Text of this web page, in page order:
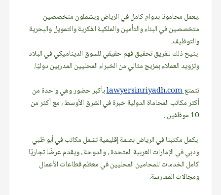
.يعمل محامونا بدوام كامل في الرياض ويشملون متخصصين
متخصصين في البناء والتأمين والملكية الفكرية والتمويل والبحرية
والتوظيف.
يتيح ذلك للفريق تحقيق فهم حقيقي للسوق الديناميكي في البلاد
وتزويد العملاء بمزيج مثالي من الخبراء المحليين المدربين دوليًا.
تتمتعlawyersinriyadh.com
بأكبر حضور وهي واحدة من
أكثر مكاتب المحاماة الدولية خبرة في الشرق الأوسط ، مع أكثر من
10 موظفين .
يكمل مكتبنا في الرياض بصمة إقليمية تشمل مكاتب في أبو ظبي
ودبي في الإمارات العربية المتحدة ، والدوحة ، ويقدم عرضًا تجاريًا
كامل الخدمات للمحامين المحليين في معظم قطاعات الأعمال
ومجالات الممارسة.